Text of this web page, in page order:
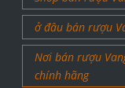
ở đâu bán rượu
Nơi bán rượu
chính hãng